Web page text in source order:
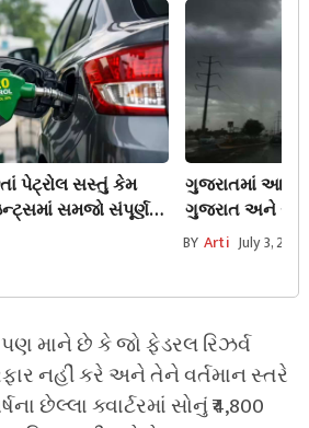
પેટ્રોલ સસ્તું કેમ
સમજો સંપૂર્ણ
ગુજરાતમાં
ગુજરાત અને
અતિભારે
BY Arti July 3,
માને છે કે જો ફેડરલ રિઝર્વ
નહીં કરે અને તેને વર્તમાન સ્તરે
છેલ્લા ક્વાર્ટરમાં સોનું ₹4,800